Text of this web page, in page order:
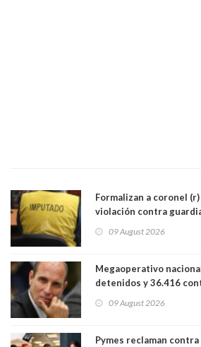
Formalizan a coronel
violación contra
09 August 2026
Megaoperativo
detenidos y 36.416
09 August 2026
Pymes reclaman